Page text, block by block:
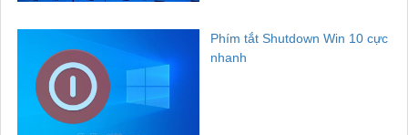
Phím tắt Shutdown Win 10 cực
nhanh